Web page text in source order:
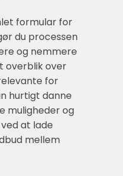
formular for
du processen
og nemmere
overblik over
for
hurtigt danne
muligheder og
at lade
mellem